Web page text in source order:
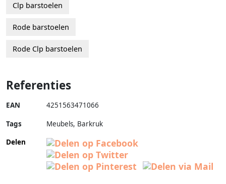
Clp barstoelen
Rode barstoelen
Rode Clp barstoelen
Referenties
EAN 4251563471066
Tags
Meubels, Barkruk
Delen